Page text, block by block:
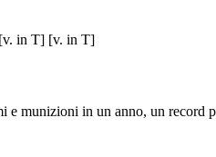
in T] [v. in T]
in un anno, un record